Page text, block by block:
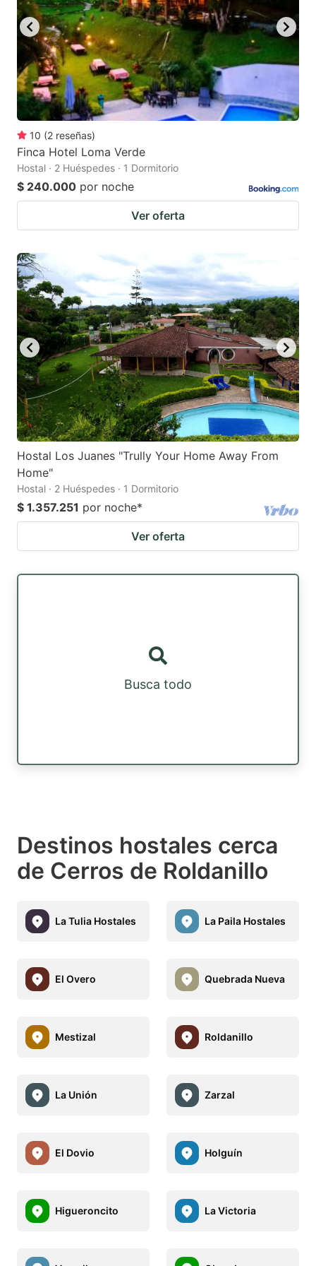
10 (2 reseñas)
Finca Hotel Loma Verde
Hostal · 2 Huéspedes · 1 Dormitorio
$ 240.000 por noche
Ver oferta
Hostal Los Juanes "Trully Your Home Away From
Home"
Hostal · 2 Huéspedes · 1 Dormitorio
$ 1.357.251 por noche*
Ver oferta
Busca todo
Destinos hostales cerca
de Cerros de Roldanillo
La Tulia Hostales La Paila Hostales
El Overo Quebrada Nueva
Mestizal Roldanillo
La Unión Zarzal
El Dovio Holguín
Higueroncito La Victoria